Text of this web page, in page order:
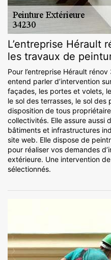
L’entreprise Hérault
les travaux de
Pour l’entreprise Hérault
entend parler d’intervention
façades, les portes et volets,
le sol des terrasses, le sol des
disposition de tous
collectivités. Elle assure aussi
bâtiments et infrastructures
site web. Elle dispose de
pour réaliser vos demandes
extérieure. Une intervention
sélectionnés.